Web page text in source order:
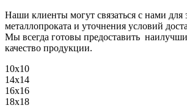
Наши клиенты могут связаться с нами для
металлопроката и уточнения условий
Мы всегда готовы предоставить
качество продукции.
10х10
14х14
16х16
18х18